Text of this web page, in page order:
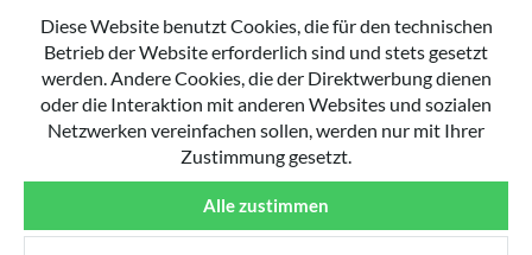
Vertrag widerrufen
Diese Website benutzt Cookies, die für den technischen
Betrieb der Website erforderlich sind und stets gesetzt
werden. Andere Cookies, die der Direktwerbung dienen
oder die Interaktion mit anderen Websites und sozialen
Netzwerken vereinfachen sollen, werden nur mit Ihrer
Zustimmung gesetzt.